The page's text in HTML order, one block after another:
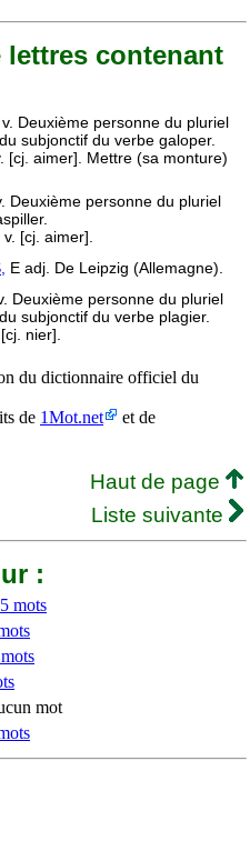
lettres contenant
v. Deuxième personne du pluriel
subjonctif du verbe galoper.
[cj. aimer]. Mettre (sa monture)
Deuxième personne du pluriel
v. [cj. aimer].
E adj. De Leipzig (Allemagne).
Deuxième personne du pluriel
subjonctif du verbe plagier.
nier].
du dictionnaire officiel du
de 1Mot.net
et de
Haut de page
Liste suivante
:
mots
mot